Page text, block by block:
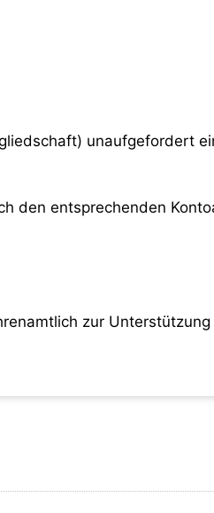
unaufgefordert
den entsprechenden
zur